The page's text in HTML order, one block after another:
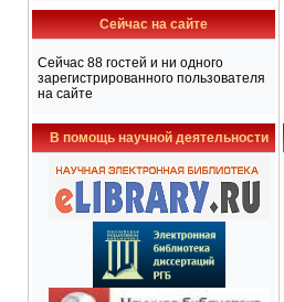
Сейчас на сайте
Сейчас 88 гостей и ни одного
зарегистрированного пользователя
на сайте
В помощь научной деятельности